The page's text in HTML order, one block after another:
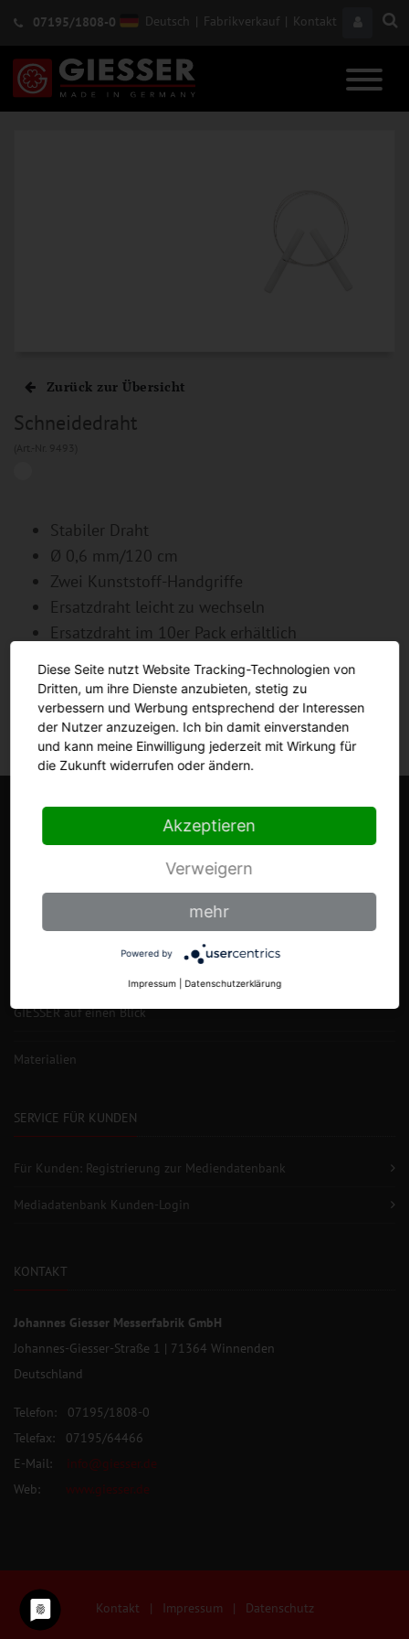
07195/1808-0 Deutsch | Fabrikverkauf | Kontakt
Zurück zur Übersicht
Schneidedraht
Stabiler Draht
Ø 0,6 mm/120 cm
Zwei Kunststoff-Handgriffe
Ersatzdraht leicht zu wechseln
Ersatzdraht im 10er Pack erhältlich
DIE MESSERFABRIK
GIESSER auf einen Blick
Materialien
SERVICE FÜR KUNDEN
Für Kunden: Registrierung zur Mediendatenbank
Mediadatenbank Kunden-Login
KONTAKT
Johannes Giesser Messerfabrik GmbH
Johannes-Giesser-Straße 1 | 71364 Winnenden
Deutschland
Telefon: 07195/1808-0
Telefax: 07195/64466
E-Mail:
info@giesser.de
Web: www.giesser.de
Kontakt | Impressum | Datenschutz
Diese Seite nutzt Website Tracking-Technologien von
Dritten, um ihre Dienste anzubieten, stetig zu
verbessern und Werbung entsprechend der Interessen
der Nutzer anzuzeigen. Ich bin damit einverstanden
und kann meine Einwilligung jederzeit mit Wirkung für
die Zukunft widerrufen oder ändern.
Akzeptieren
Verweigern
mehr
Powered by
Impressum Datenschutzerklärung